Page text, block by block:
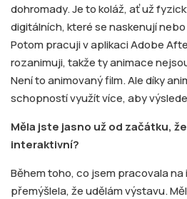
dohromady. Je to koláž, ať už
digitálních, které se naskenují
Potom pracuji v aplikaci Adobe
rozanimuji, takže ty animace
Není to animovaný film. Ale díky
schopností využít více, aby
Měla jste jasno už od začátku,
interaktivní?
Během toho, co jsem pracovala
přemýšlela, že udělám výstavu.